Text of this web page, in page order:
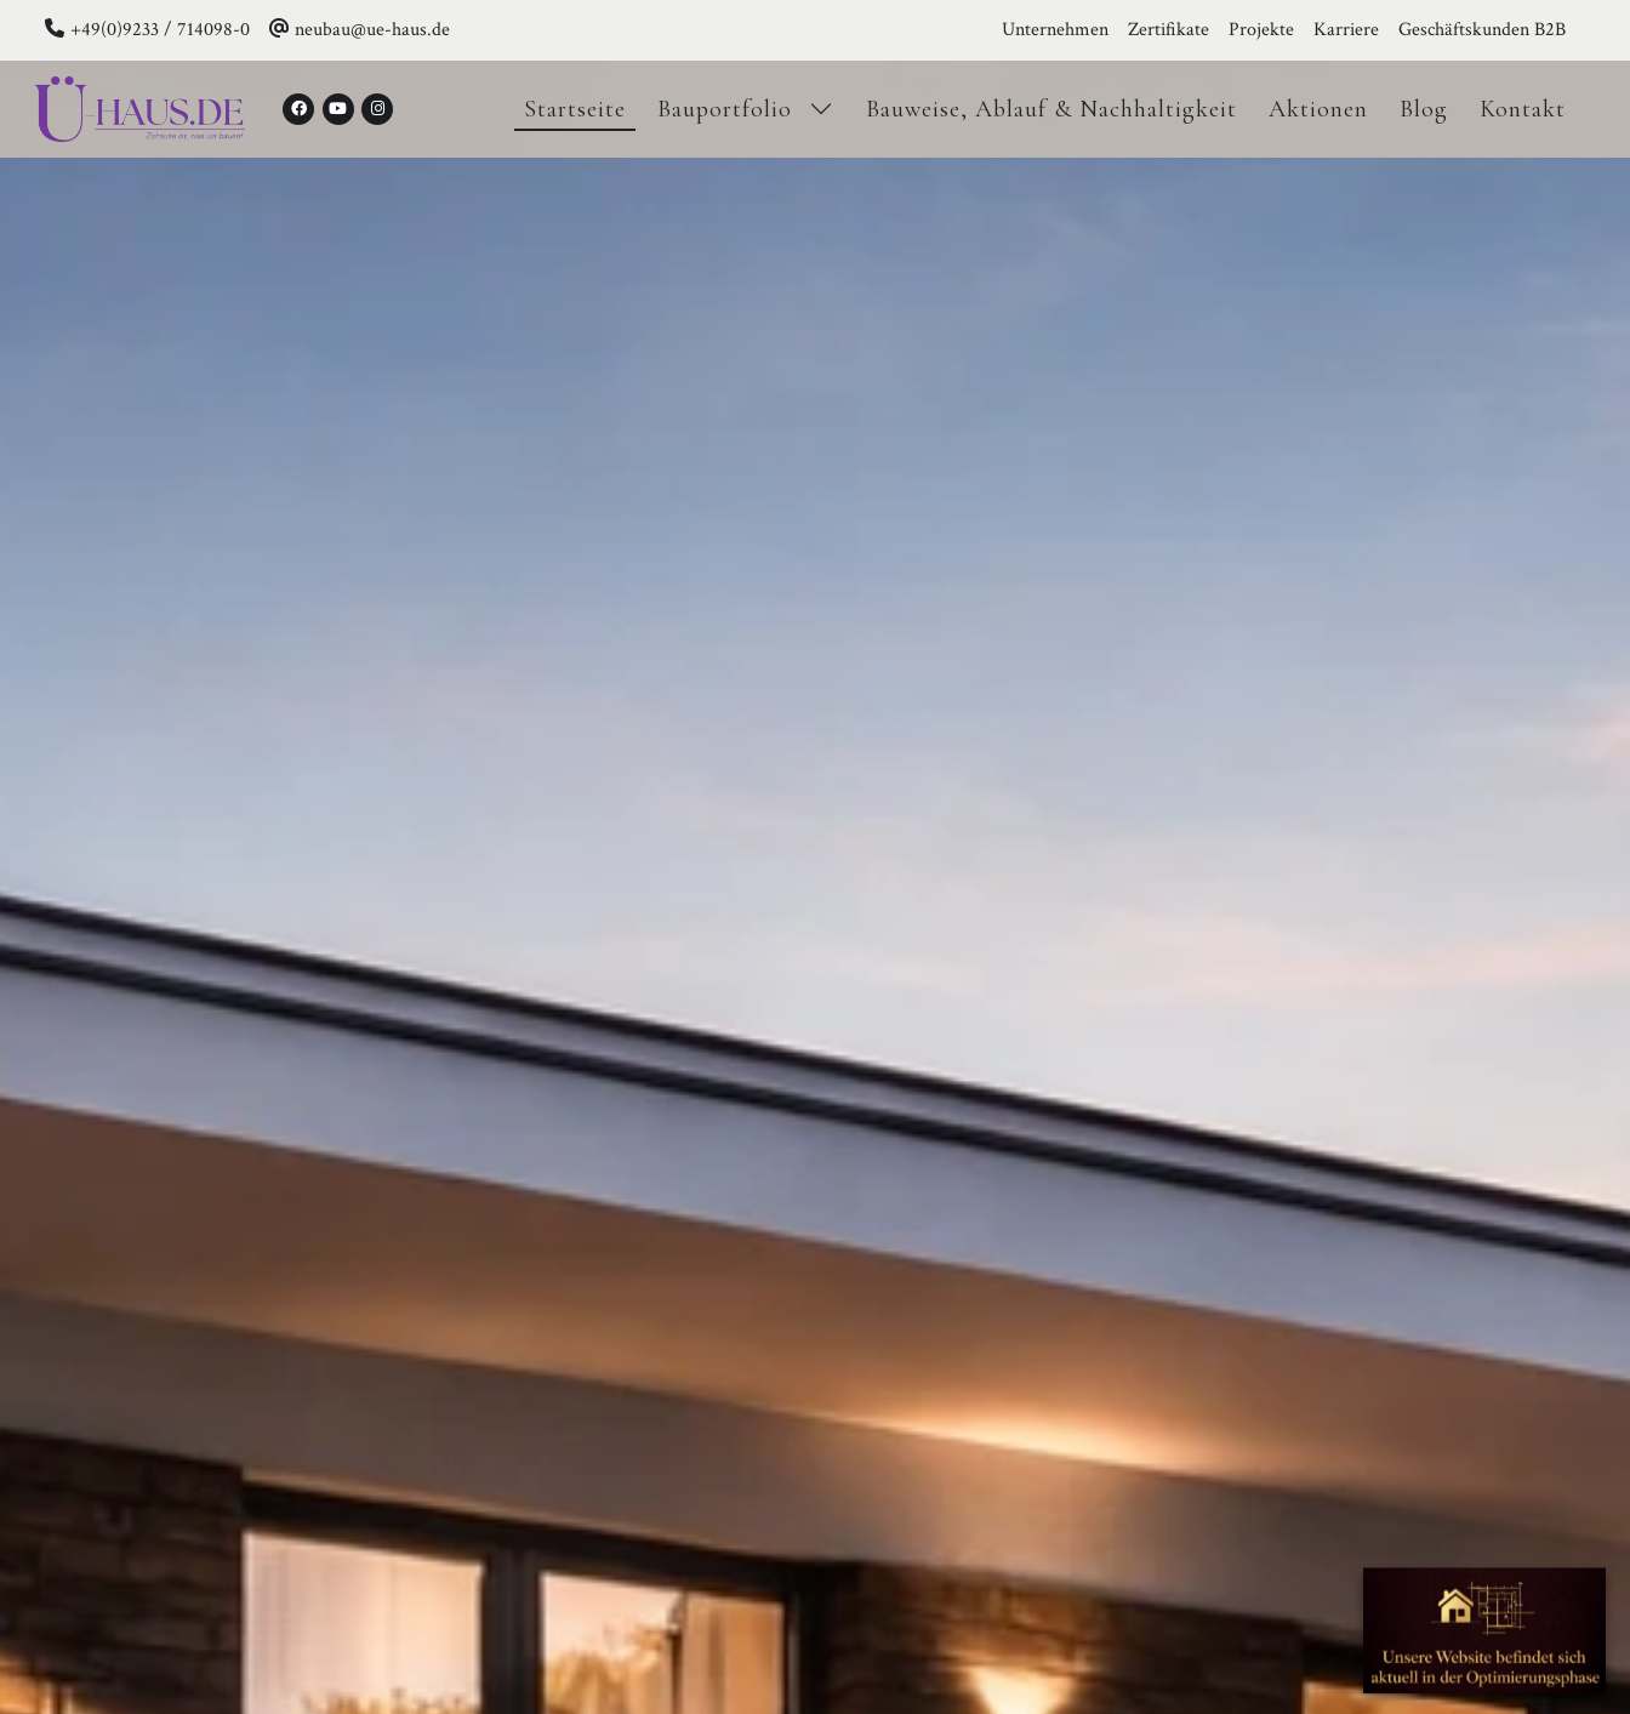
+49(0)9233 / 714098-0 neubau@ue-haus.de Unternehmen Zertifikate Projekte Karriere Geschäftskunden B2B
Startseite Bauportfolio Bauweise, Ablauf & Nachhaltigkeit Aktionen Blog Kontakt